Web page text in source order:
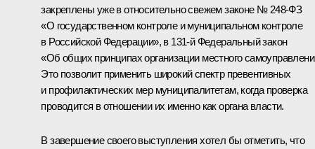
закреплены уже в относительно свежем законе № 248-ФЗ
«О государственном контроле и муниципальном контроле
в Российской Федерации», в 131-й Федеральный закон
«Об общих принципах организации местного
Это позволит применить широкий спектр превентивных
и профилактических мер муниципалитетам, когда проверка
проводится в отношении их именно как органа власти.
В завершение своего выступления хотел бы отметить, что